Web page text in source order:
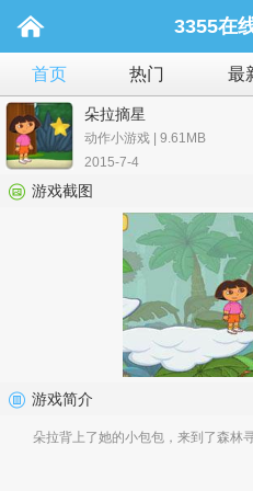
3355在
首页 热门 最
朵拉摘星
动作小游戏 | 9.61MB
2015-7-4
游戏截图
游戏简介
朵拉背上了她的小包包，来到了森林